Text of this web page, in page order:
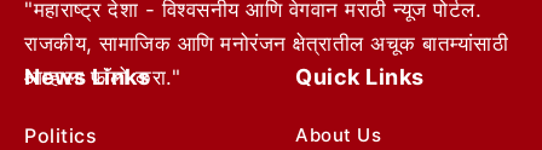
"महाराष्ट्र देशा - विश्वसनीय आणि वेगवान मराठी न्यूज पोर्टल.
राजकीय, सामाजिक आणि मनोरंजन क्षेत्रातील अचूक बातम्यांसाठी
आम्हाला फॉलो करा."
News Links
Politics
Quick Links
About Us